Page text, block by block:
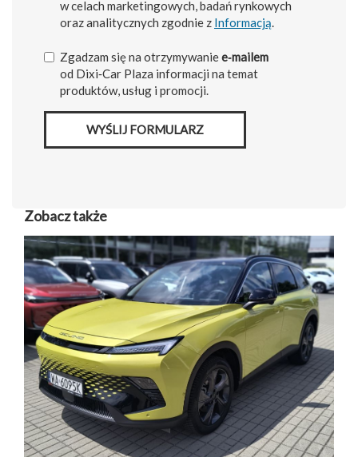
w celach marketingowych, badań rynkowych
oraz analitycznych zgodnie z Informacją.
Zgadzam się na otrzymywaniee‑mailem
od Dixi‑Car Plaza informacji na temat
produktów, usług i promocji.
WYŚLIJ FORMULARZ
Zobacz także